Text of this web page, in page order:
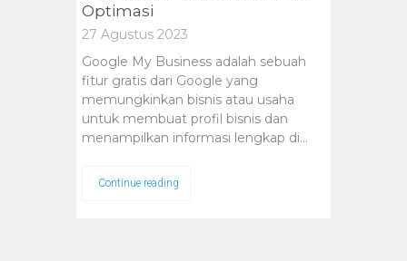
Optimasi
27 Agustus 2023
Google My Business adalah sebuah
fitur gratis dari Google yang
memungkinkan bisnis atau usaha
untuk membuat profil bisnis dan
menampilkan informasi lengkap di…
Continue reading